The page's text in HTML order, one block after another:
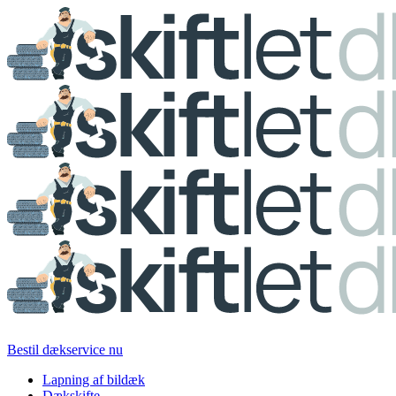
Bestil dækservice nu
Lapning af bildæk